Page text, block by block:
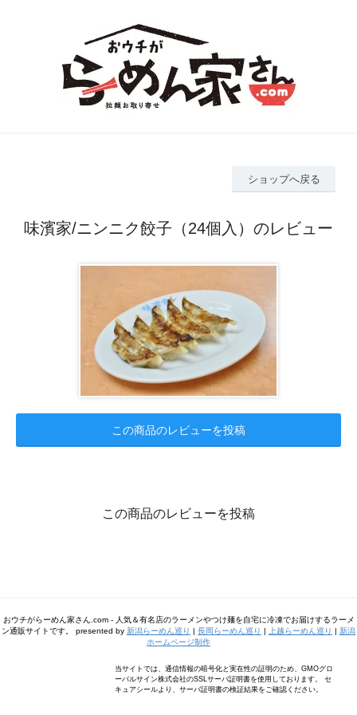
ショップへ戻る
味濱家/ニンニク餃子（24個入）のレビュー
この商品のレビューを投稿
この商品のレビューを投稿
おウチがらーめん家さん.com - 人気＆有名店のラーメンやつけ麺を自宅に冷凍でお届けするラーメ
ン通販サイトです。 presented by 新潟らーめん巡り | 長岡らーめん巡り | 上越らーめん巡り | 新潟
ホームページ制作
当サイトでは、通信情報の暗号化と実在性の証明のため、GMOグロ
ーバルサイン株式会社のSSLサーバ証明書を使用しております。 セ
キュアシールより、サーバ証明書の検証結果をご確認ください。